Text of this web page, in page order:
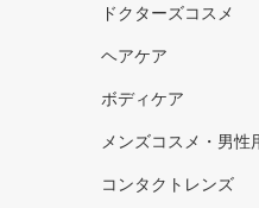
ドクターズコスメ
ヘアケア
ボディケア
メンズコスメ・男性
コンタクトレンズ